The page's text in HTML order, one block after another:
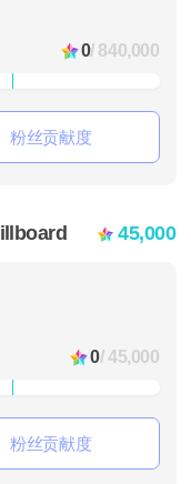
0/ 840,000
粉丝贡献度
45,000
0/ 45,000
粉丝贡献度